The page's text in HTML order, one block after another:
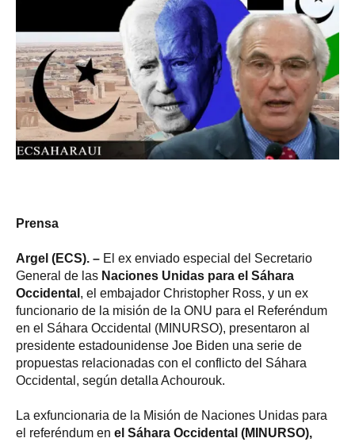
Prensa
Argel (ECS). – El ex enviado especial del Secretario
General de las Naciones Unidas para el Sáhara
Occidental , el embajador Christopher Ross, y un ex
funcionario de la misión de la ONU para el Referéndum
en el Sáhara Occidental (MINURSO), presentaron al
presidente estadounidense Joe Biden una serie de
propuestas relacionadas con el conflicto del Sáhara
Occidental, según detalla Achourouk.
La exfuncionaria de la Misión de Naciones Unidas para
el referéndum en el Sáhara Occidental (MINURSO),